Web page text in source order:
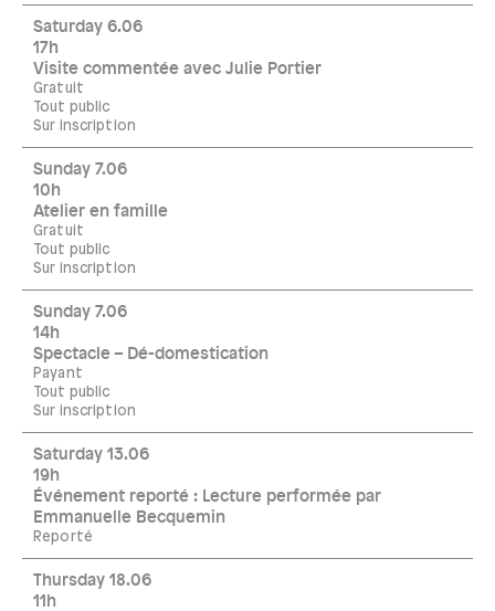
Saturday 6.06
17h
Visite commentée avec Julie Portier
Gratuit
Tout public
Sur inscription
Sunday 7.06
10h
Atelier en famille
Gratuit
Tout public
Sur inscription
Sunday 7.06
14h
Spectacle – Dé-domestication
Payant
Tout public
Sur inscription
Saturday 13.06
19h
Événement reporté : Lecture performée par
Emmanuelle Becquemin
Reporté
Thursday 18.06
11h